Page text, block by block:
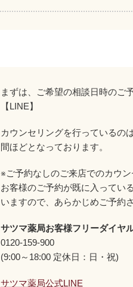
まずは、ご希望の相談日時のご
【LINE】
カウンセリングを行っているの
間ほどとなっております。
※ご予約なしのご来店でのカウ
お客様のご予約が既に入ってい
いますので、あらかじめご予約
サツマ薬局お客様フリーダイヤ
0120-159-900
(9:00～18:00 定休日：日・祝)
サツマ薬局公式LINE